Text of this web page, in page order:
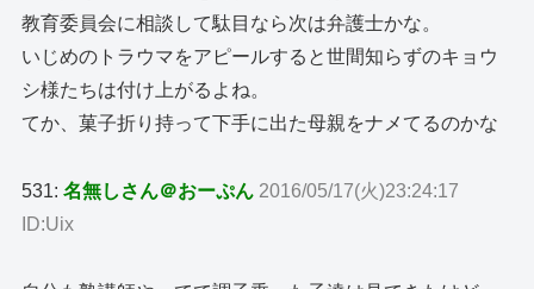
教育委員会に相談して駄目なら次は弁護士かな。
いじめのトラウマをアピールすると世間知らずのキョウ
シ様たちは付け上がるよね。
てか、菓子折り持って下手に出た母親をナメてるのかな
531:名無しさん＠おーぷん 2016/05/17(火)23:24:17
ID:Uix